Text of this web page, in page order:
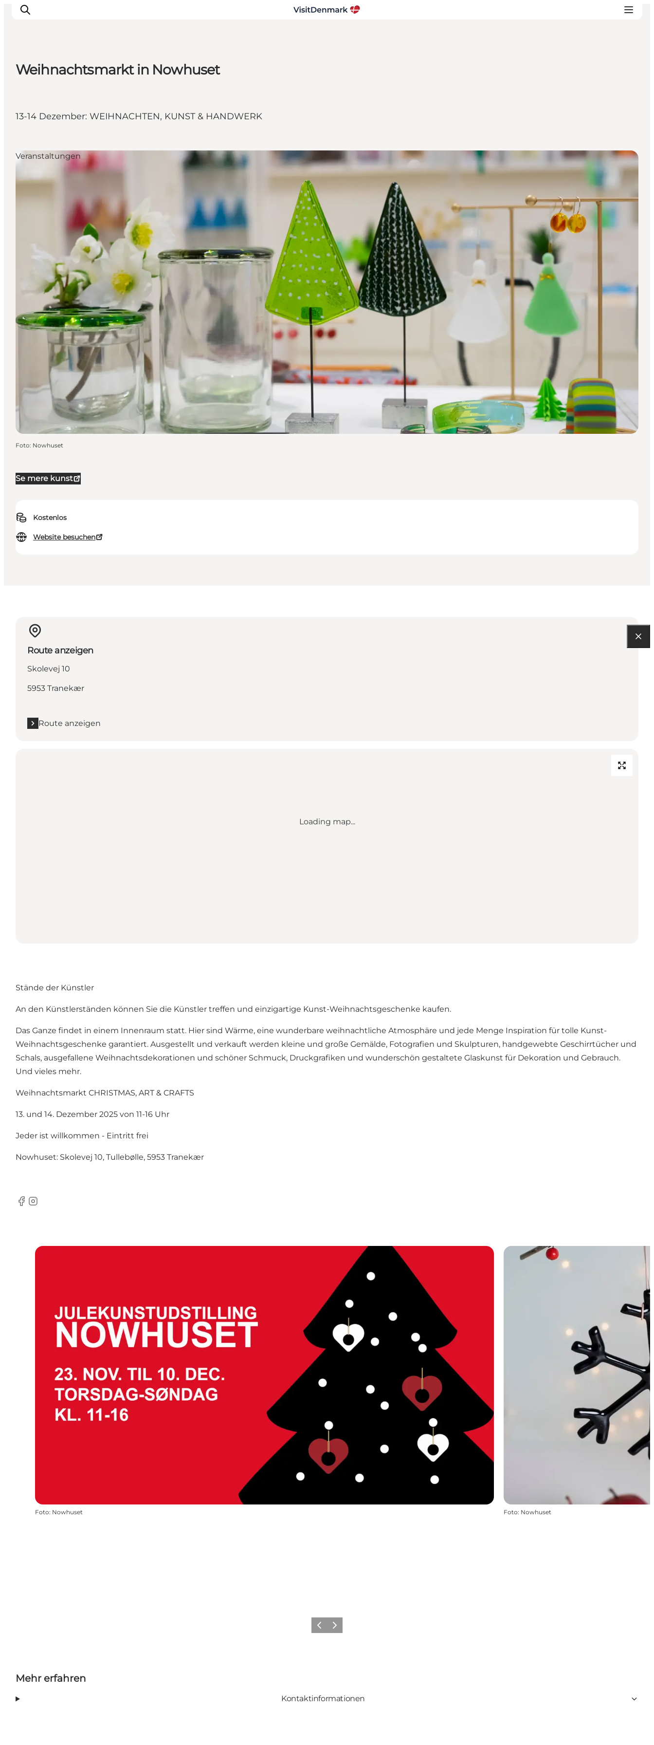
Erlebnisse
Weihnachtsmarkt in Nowhuset
13-14 Dezember: WEIHNACHTEN, KUNST & HANDWERK
Se mere kunst
Kostenlos
Website besuchen
Veranstaltungen
Foto: Nowhuset
Route anzeigen
Skolevej 10
5953 Tranekær
Route anzeigen
Loading map...
Stände der Künstler
An den Künstlerständen können Sie die Künstler treffen und einzigartige Kunst-Weihnachtsgeschenke kaufen.
Das Ganze findet in einem Innenraum statt. Hier sind Wärme, eine wunderbare weihnachtliche Atmosphäre und jede Menge Inspiration für tolle Kunst-
Weihnachtsgeschenke garantiert. Ausgestellt und verkauft werden kleine und große Gemälde, Fotografien und Skulpturen, handgewebte Geschirrtücher und
Schals, ausgefallene Weihnachtsdekorationen und schöner Schmuck, Druckgrafiken und wunderschön gestaltete Glaskunst für Dekoration und Gebrauch.
Und vieles mehr.
Weihnachtsmarkt CHRISTMAS, ART & CRAFTS
13. und 14. Dezember 2025 von 11-16 Uhr
Jeder ist willkommen - Eintritt frei
Nowhuset: Skolevej 10, Tullebølle, 5953 Tranekær
Facebook
Instagram
Foto: Nowhuset Foto: Nowhuset
ZurückWeiter
Mehr erfahren
Kontaktinformationen